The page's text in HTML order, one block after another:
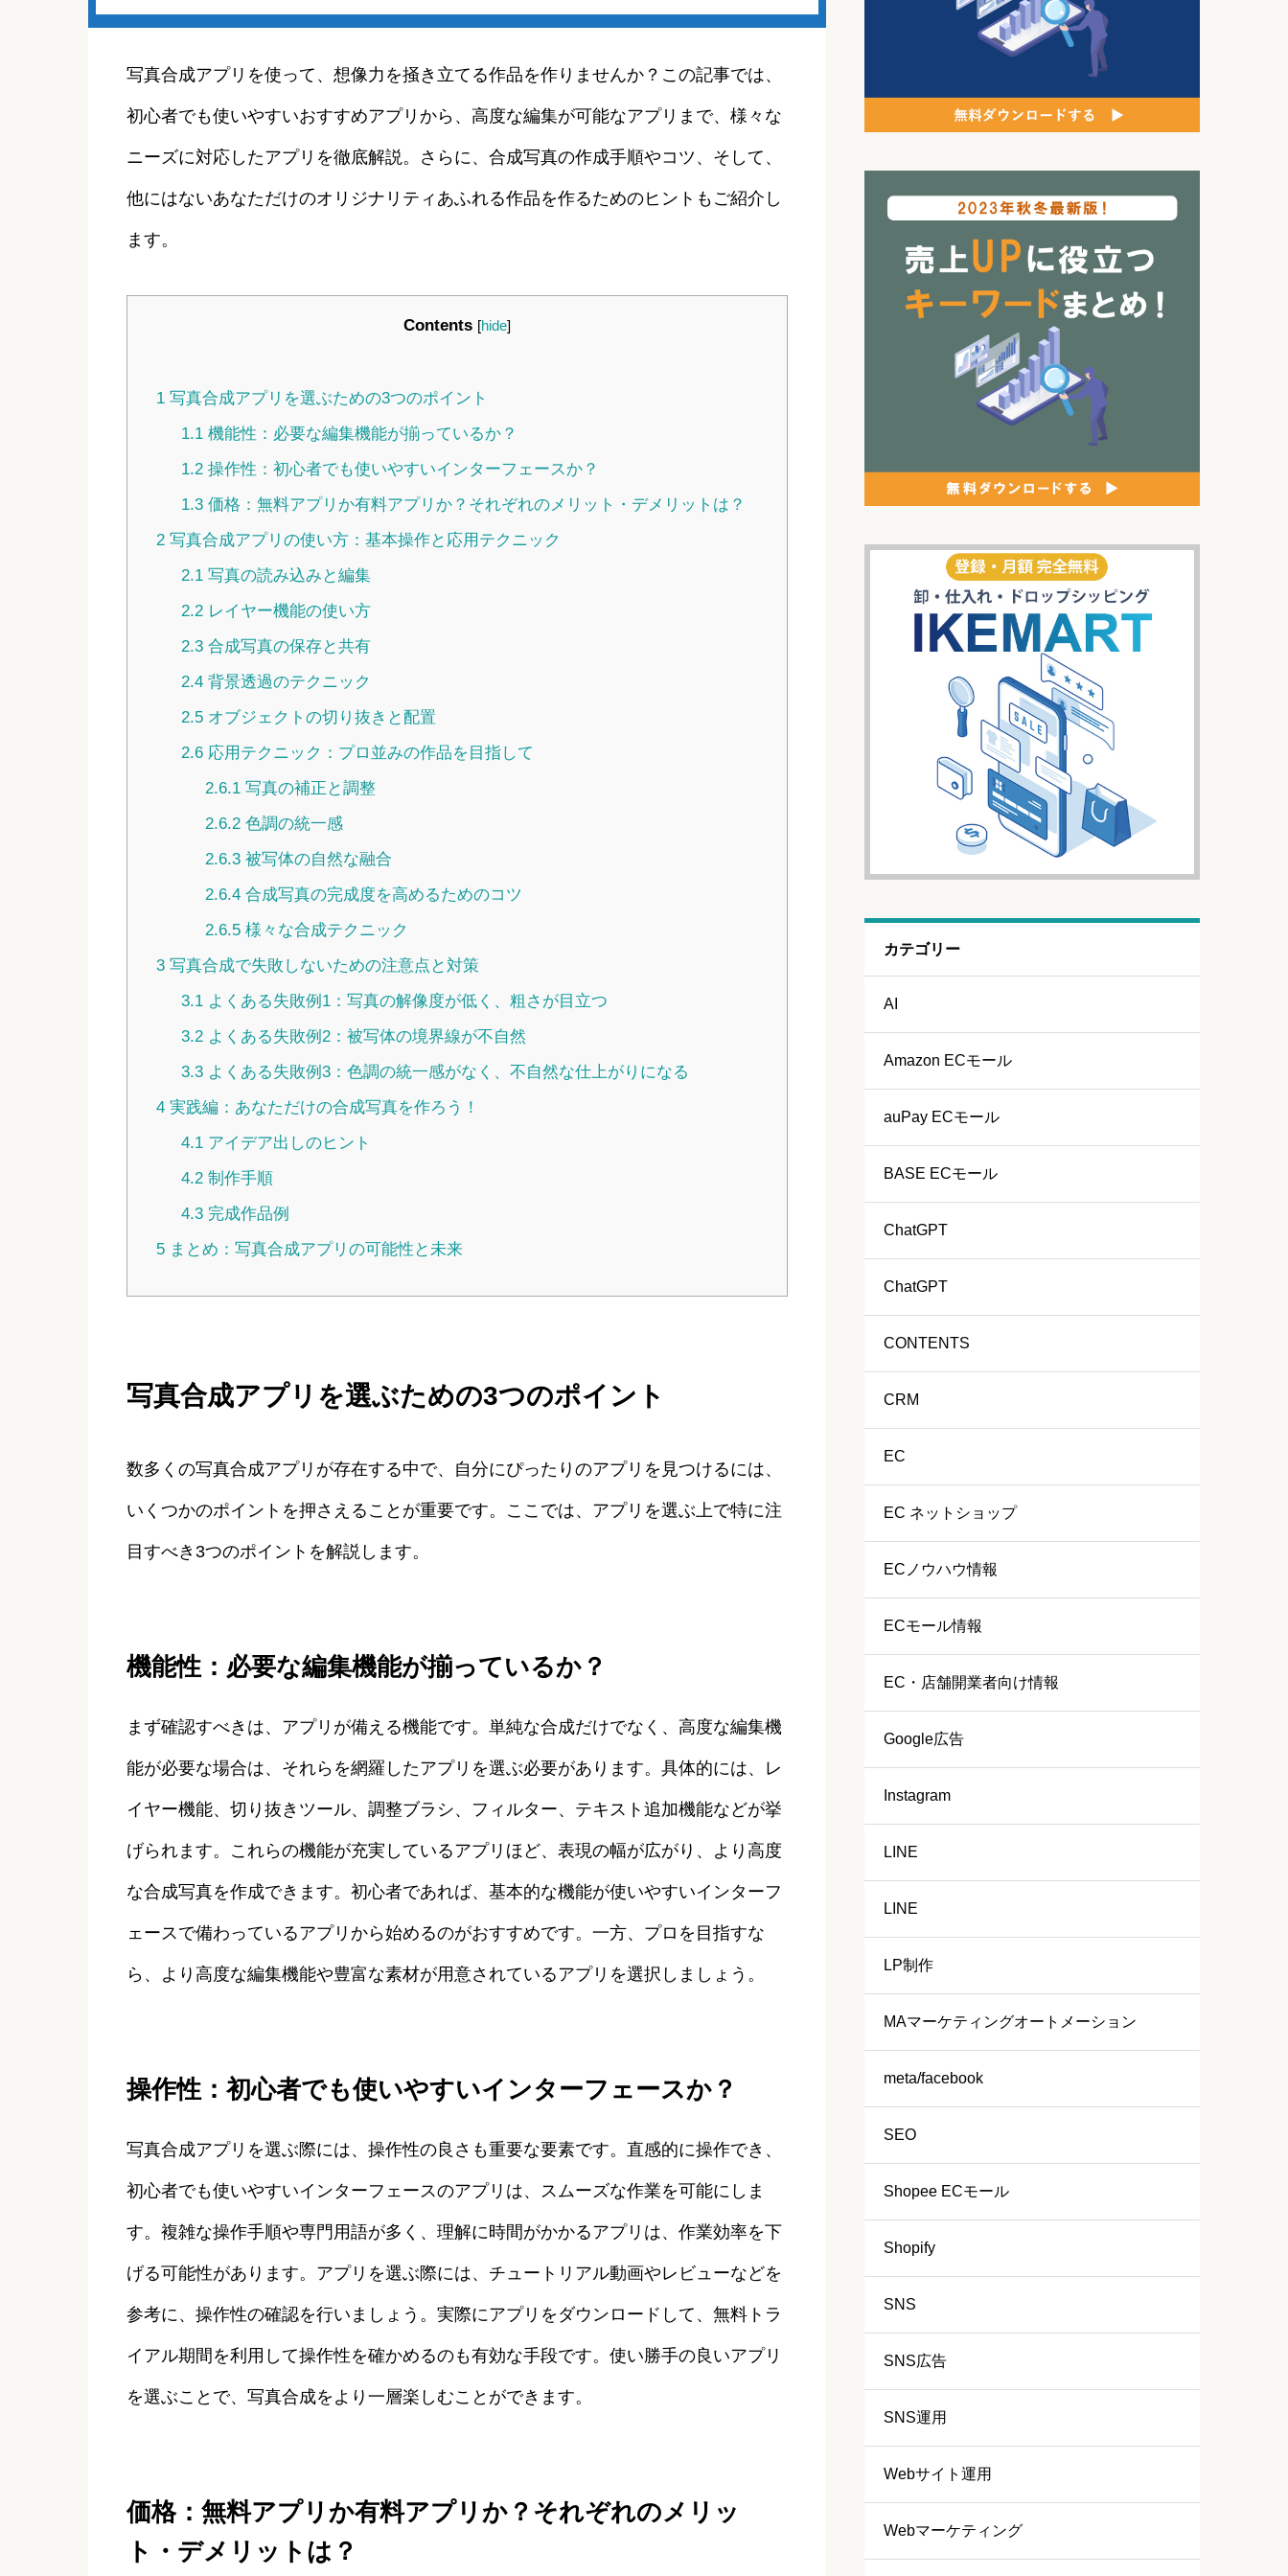
写真合成アプリを使って、想像力を掻き立てる作品を作りませんか？この記事では、
初心者でも使いやすいおすすめアプリから、高度な編集が可能なアプリまで、様々な
ニーズに対応したアプリを徹底解説。さらに、合成写真の作成手順やコツ、そして、
他にはないあなただけのオリジナリティあふれる作品を作るためのヒントもご紹介し
ます。
Contents [hide]
1 写真合成アプリを選ぶための3つのポイント
1.1機能性：必要な編集機能が揃っているか？
1.2操作性：初心者でも使いやすいインターフェースか？
1.3価格：無料アプリか有料アプリか？それぞれのメリット・デメリットは？
2 写真合成アプリの使い方：基本操作と応用テクニック
2.1写真の読み込みと編集
2.2レイヤー機能の使い方
2.3合成写真の保存と共有
2.4背景透過のテクニック
2.5オブジェクトの切り抜きと配置
2.6応用テクニック：プロ並みの作品を目指して
2.6.1 写真の補正と調整
2.6.2 色調の統一感
2.6.3 被写体の自然な融合
2.6.4 合成写真の完成度を高めるためのコツ
2.6.5 様々な合成テクニック
3 写真合成で失敗しないための注意点と対策
3.1よくある失敗例1：写真の解像度が低く、粗さが目立つ
3.2よくある失敗例2：被写体の境界線が不自然
3.3よくある失敗例3：色調の統一感がなく、不自然な仕上がりになる
4 実践編：あなただけの合成写真を作ろう！
4.1アイデア出しのヒント
4.2制作手順
4.3完成作品例
5 まとめ：写真合成アプリの可能性と未来
写真合成アプリを選ぶための3つのポイント
数多くの写真合成アプリが存在する中で、自分にぴったりのアプリを見つけるには、
いくつかのポイントを押さえることが重要です。ここでは、アプリを選ぶ上で特に注
目すべき3つのポイントを解説します。
機能性：必要な編集機能が揃っているか？
まず確認すべきは、アプリが備える機能です。単純な合成だけでなく、高度な編集機
能が必要な場合は、それらを網羅したアプリを選ぶ必要があります。具体的には、レ
イヤー機能、切り抜きツール、調整ブラシ、フィルター、テキスト追加機能などが挙
げられます。これらの機能が充実しているアプリほど、表現の幅が広がり、より高度
な合成写真を作成できます。初心者であれば、基本的な機能が使いやすいインターフ
ェースで備わっているアプリから始めるのがおすすめです。一方、プロを目指すな
ら、より高度な編集機能や豊富な素材が用意されているアプリを選択しましょう。
操作性：初心者でも使いやすいインターフェースか？
写真合成アプリを選ぶ際には、操作性の良さも重要な要素です。直感的に操作でき、
初心者でも使いやすいインターフェースのアプリは、スムーズな作業を可能にしま
す。複雑な操作手順や専門用語が多く、理解に時間がかかるアプリは、作業効率を下
げる可能性があります。アプリを選ぶ際には、チュートリアル動画やレビューなどを
参考に、操作性の確認を行いましょう。実際にアプリをダウンロードして、無料トラ
イアル期間を利用して操作性を確かめるのも有効な手段です。使い勝手の良いアプリ
を選ぶことで、写真合成をより一層楽しむことができます。
価格：無料アプリか有料アプリか？それぞれのメリッ
ト・デメリットは？
カテゴリー
AI
Amazon ECモール
auPay ECモール
BASE ECモール
ChatGPT
ChatGPT
CONTENTS
CRM
EC
EC ネットショップ
ECノウハウ情報
ECモール情報
EC・店舗開業者向け情報
Google広告
Instagram
LINE
LINE
LP制作
MAマーケティングオートメーション
meta/facebook
SEO
Shopee ECモール
Shopify
SNS
SNS広告
SNS運用
Webサイト運用
Webマーケティング